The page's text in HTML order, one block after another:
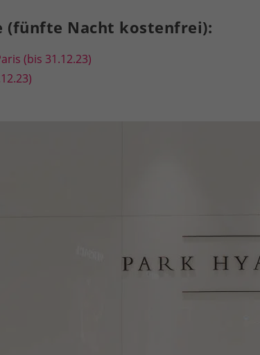
(fünfte Nacht kostenfrei):
(bis 31.12.23)